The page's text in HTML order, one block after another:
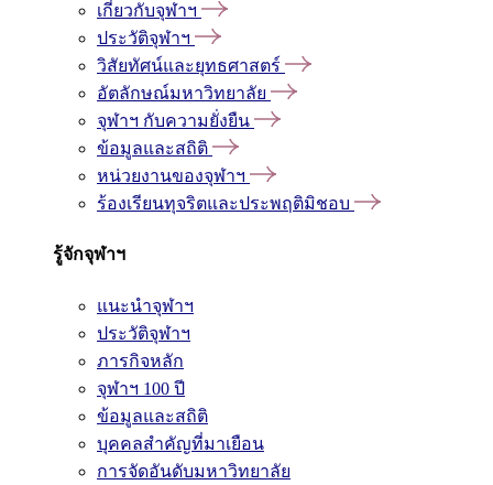
เกี่ยวกับจุฬาฯ
ประวัติจุฬาฯ
วิสัยทัศน์และยุทธศาสตร์
อัตลักษณ์มหาวิทยาลัย
จุฬาฯ กับความยั่งยืน
ข้อมูลและสถิติ
หน่วยงานของจุฬาฯ
ร้องเรียนทุจริตและประพฤติมิชอบ
รู้จักจุฬาฯ
แนะนำจุฬาฯ
ประวัติจุฬาฯ
ภารกิจหลัก
จุฬาฯ 100 ปี
ข้อมูลและสถิติ
บุคคลสำคัญที่มาเยือน
การจัดอันดับมหาวิทยาลัย